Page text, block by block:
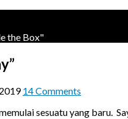
the Box"
14 Comments
sesuatu yang baru.